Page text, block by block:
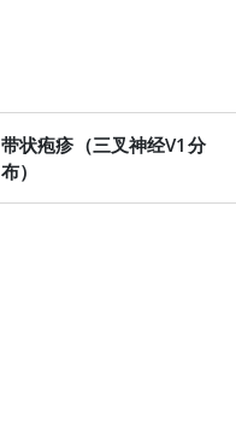
带状疱疹（三叉神经V1分
布）